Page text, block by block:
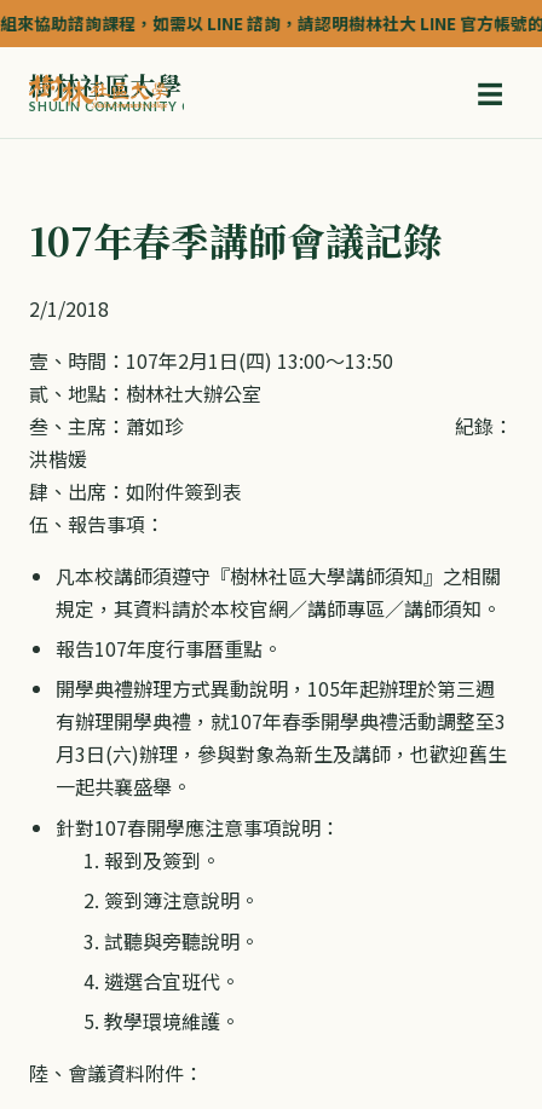
協助諮詢課程，如需以 LINE 諮詢，請認明樹林社大 LINE 官方帳號
樹林社區大學
SHULIN COMMUNITY COLLEGE ☰
107年春季講師會議記錄
2/1/2018
壹、時間：107年2月1日(四) 13:00～13:50
貳、地點：樹林社大辦公室
叁、主席：蕭如珍 紀錄：
洪楷媛
肆、出席：如附件簽到表
伍、報告事項：
凡本校講師須遵守『樹林社區大學講師須知』之相關
規定，其資料請於本校官網／講師專區／講師須知。
報告107年度行事曆重點。
開學典禮辦理方式異動說明，105年起辦理於第三週
有辦理開學典禮，就107年春季開學典禮活動調整至3
月3日(六)辦理，參與對象為新生及講師，也歡迎舊生
一起共襄盛舉。
針對107春開學應注意事項說明：
報到及簽到。
簽到簿注意說明。
試聽與旁聽說明。
遴選合宜班代。
教學環境維護。
陸、會議資料附件：